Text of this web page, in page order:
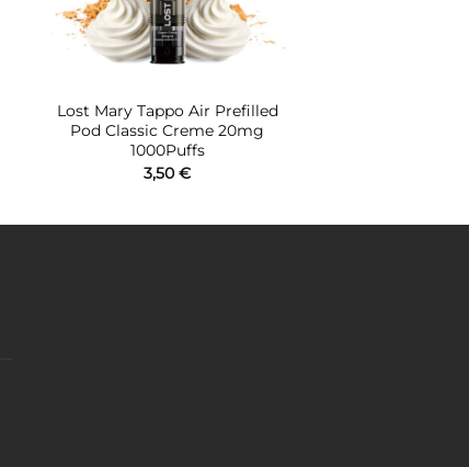
Lost Mary Tappo Air Prefilled
Pod Classic Creme 20mg
1000Puffs
3,50€